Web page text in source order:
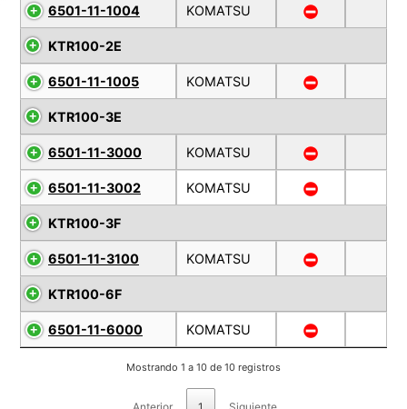
6501-11-1004 KOMATSU
KTR100-2E
6501-11-1005 KOMATSU
KTR100-3E
6501-11-3000 KOMATSU
6501-11-3002 KOMATSU
KTR100-3F
6501-11-3100 KOMATSU
KTR100-6F
6501-11-6000 KOMATSU
Mostrando 1 a 10 de 10 registros